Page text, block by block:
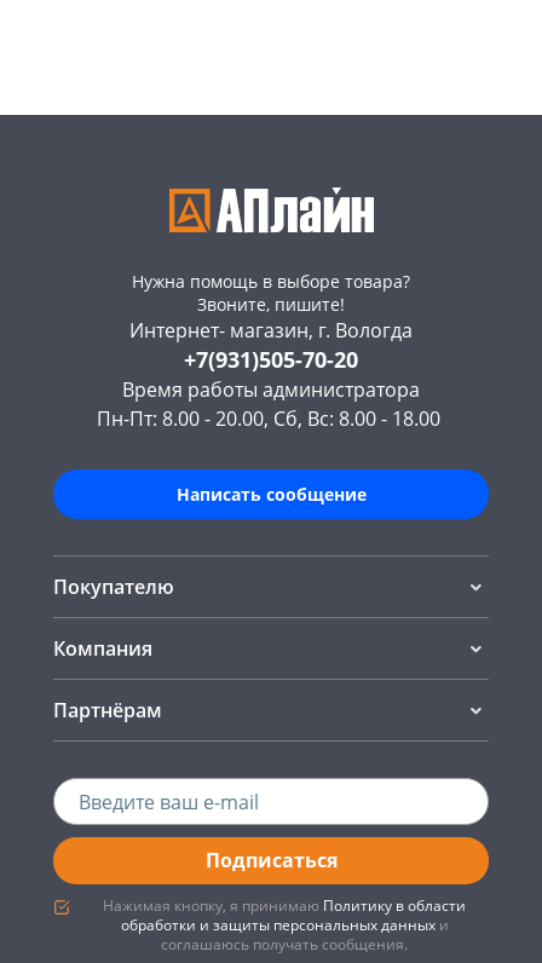
Нужна помощь в выборе товара?
Звоните, пишите!
Интернет- магазин, г. Вологда
+7(931)505-70-20
Время работы администратора
Пн-Пт: 8.00 - 20.00, Сб, Вс: 8.00 - 18.00
Написать сообщение
Покупателю
Компания
Партнёрам
Подписаться
Нажимая кнопку, я принимаю Политику в области
обработки и защиты персональных данныхи
соглашаюсь получать сообщения.